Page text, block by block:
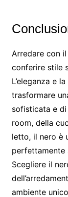
Arredare con
conferire stile
L’eleganza e
trasformare
sofisticata e
room, della
letto, il nero è
perfettamente
Scegliere il
ambiente